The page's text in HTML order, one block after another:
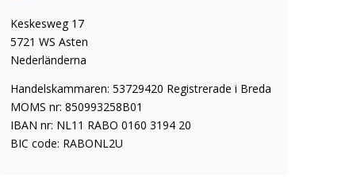
Keskesweg 17
5721 WS Asten
Nederländerna
Handelskammaren: 53729420 Registrerade i Breda
MOMS nr: 850993258B01
IBAN nr: NL11 RABO 0160 3194 20
BIC code: RABONL2U